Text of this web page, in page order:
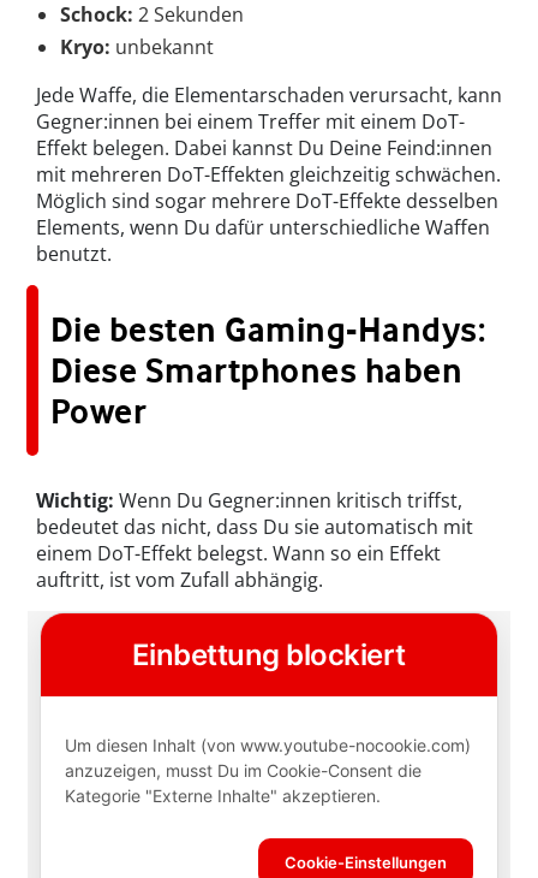
Schock: 2 Sekunden
Kryo: unbekannt
Jede Waffe, die Elementarschaden verursacht, kann
Gegner:innen bei einem Treffer mit einem DoT-
Effekt belegen. Dabei kannst Du Deine Feind:innen
mit mehreren DoT-Effekten gleichzeitig schwächen.
Möglich sind sogar mehrere DoT-Effekte desselben
Elements, wenn Du dafür unterschiedliche Waffen
benutzt.
Die besten Gaming-Handys:
Diese Smartphones haben
Power
Wichtig: Wenn Du Gegner:innen kritisch triffst,
bedeutet das nicht, dass Du sie automatisch mit
einem DoT-Effekt belegst. Wann so ein Effekt
auftritt, ist vom Zufall abhängig.